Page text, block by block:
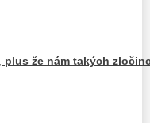
plus že nám takých